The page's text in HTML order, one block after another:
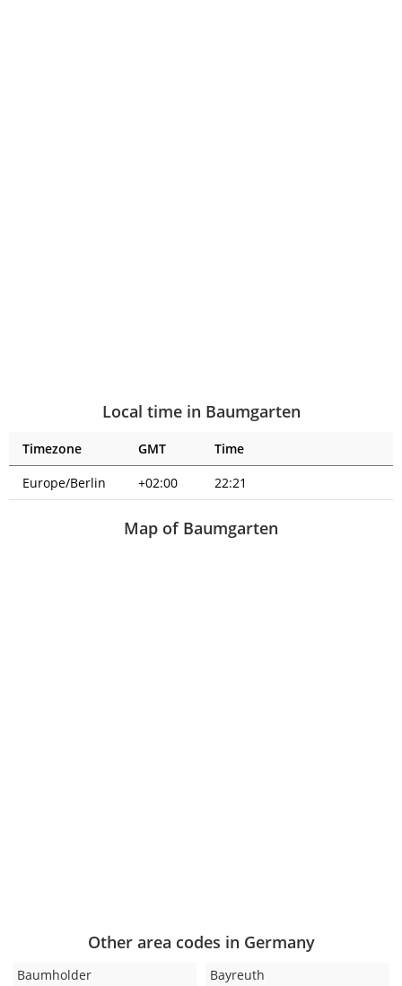
Local time in Baumgarten
Timezone GMT
Time
Europe/Berlin
+02:00 22:21
Map of Baumgarten
Other area codes in Germany
Baumholder Bayreuth